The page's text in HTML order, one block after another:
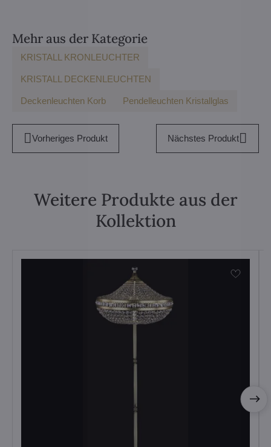
Mehr aus der Kategorie
KRISTALL KRONLEUCHTER
KRISTALL DECKENLEUCHTEN
Deckenleuchten Korb Pendelleuchten Kristallglas
Vorheriges Produkt Nächstes Produkt
Weitere Produkte aus der
Kollektion